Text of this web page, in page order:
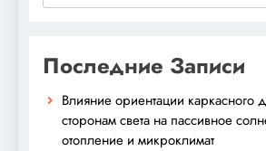
Последние Записи
Влияние ориентации каркасного
сторонам света на пассивное
отопление и микроклимат